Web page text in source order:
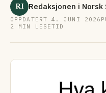
RI Redaksjonen i Norsk
OPPDATERT 4. JUNI 2026
2 MIN LESETID